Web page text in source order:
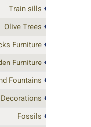
Train sills
Olive Trees
Furniture
Furniture
Fountains
Fossils